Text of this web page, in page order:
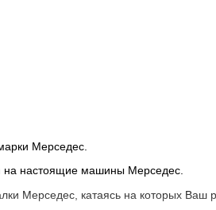
Мерседес.
на настоящие машины Мерседес.
Мерседес, катаясь на которых Ваш